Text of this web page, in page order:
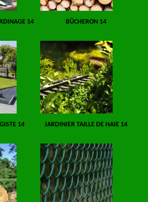
14 BÛCHERON 14
14 JARDINIER TAILLE DE HAIE 14